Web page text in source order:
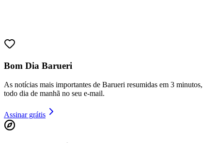
Atlético-MG
Bom Dia Barueri
As notícias mais importantes de Barueri resumidas em 3 minutos,
todo dia de manhã no seu e-mail.
Assinar grátis